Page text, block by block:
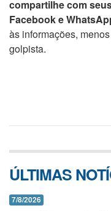
compartilhe com
Facebook e
às informações,
golpista.
ÚLTIMAS
7/8/2026